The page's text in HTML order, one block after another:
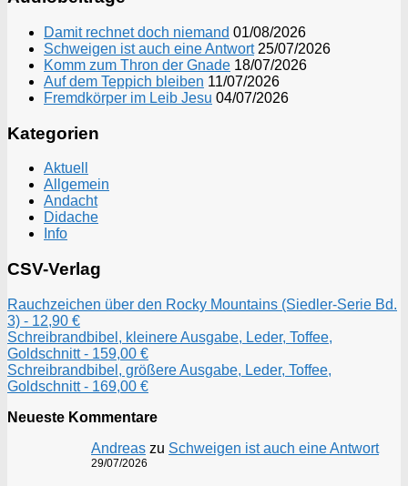
Damit rechnet doch niemand 01/08/2026
Schweigen ist auch eine Antwort 25/07/2026
Komm zum Thron der Gnade 18/07/2026
Auf dem Teppich bleiben 11/07/2026
Fremdkörper im Leib Jesu 04/07/2026
Kategorien
Aktuell
Allgemein
Andacht
Didache
Info
CSV-Verlag
Rauchzeichen über den Rocky Mountains (Siedler-Serie Bd.
3) - 12,90 €
Schreibrandbibel, kleinere Ausgabe, Leder, Toffee,
Goldschnitt - 159,00 €
Schreibrandbibel, größere Ausgabe, Leder, Toffee,
Goldschnitt - 169,00 €
Neueste Kommentare
Andreas zu Schweigen ist auch eine Antwort
29/07/2026